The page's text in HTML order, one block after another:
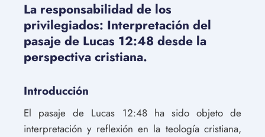
La responsabilidad de los
privilegiados: Interpretación del
pasaje de Lucas 12:48 desde la
perspectiva cristiana.
Introducción
El pasaje de Lucas 12:48 ha sido objeto de
interpretación y reflexión en la teología cristiana,